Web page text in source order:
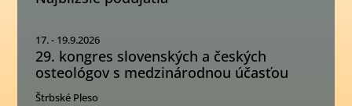
17. - 19.9.2026
29. kongres slovenských a českých
osteológov s medzinárodnou účasťou
Štrbské Pleso